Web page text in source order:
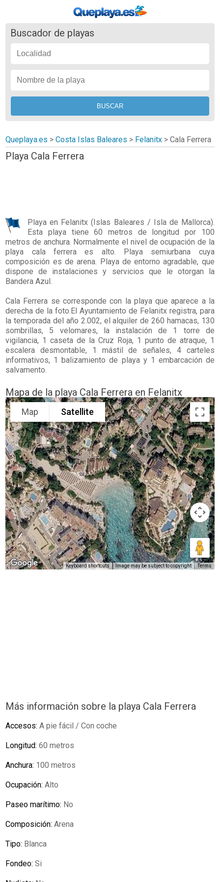
Buscador de playas
Queplaya.es >Costa Islas Baleares > Felanitx >Cala Ferrera
Playa Cala Ferrera
Playa en Felanitx (Islas Baleares / Isla de Mallorca).
Esta playa tiene 60 metros de longitud por 100
metros de anchura. Normalmente el nivel de ocupación de la
playa cala ferrera es alto. Playa semiurbana cuya
composición es de arena. Playa de entorno agradable, que
dispone de instalaciones y servicios que le otorgan la
Bandera Azul.
Cala Ferrera se corresponde con la playa que aparece a la
derecha de la foto.El Ayuntamiento de Felanitx registra, para
la temporada del año 2.002, el alquiler de 260 hamacas, 130
sombrillas, 5 velomares, la instalación de 1 torre de
vigilancia, 1 caseta de la Cruz Roja, 1 punto de atraque, 1
escalera desmontable, 1 mástil de señales, 4 carteles
informativos, 1 balizamiento de playa y 1 embarcación de
salvamento.
Mapa de la playa Cala Ferrera en Felanitx
Map Satellite
Keyboard shortcuts Image may be subject to copyright Terms
Más información sobre la playa Cala Ferrera
Accesos:A pie fácil / Con coche
Longitud:60 metros
Anchura: 100 metros
Ocupación:Alto
Paseo marítimo: No
Composición:Arena
Tipo: Blanca
Fondeo:Si